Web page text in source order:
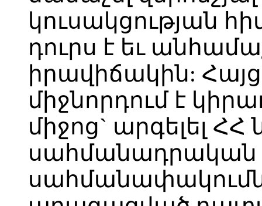
կուսակցության
դուրս է եւ
իրավիճակին:
միջնորդում է
միջոց` արգելել
սահմանադրական